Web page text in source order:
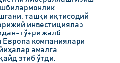
ташқи иқтисодий
инвестициялар
тўғри жалб
Европа компаниялари
амалга
этиб ўтди.